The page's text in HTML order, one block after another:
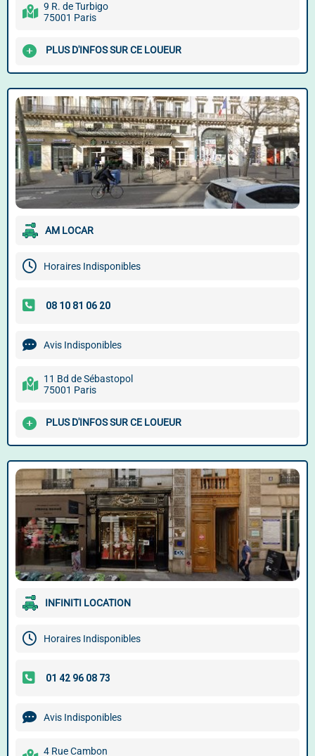
9 R. de Turbigo
75001 Paris
PLUS D'INFOS SUR CE LOUEUR
AM LOCAR
Horaires Indisponibles
Avis Indisponibles
11 Bd de Sébastopol
75001 Paris
PLUS D'INFOS SUR CE LOUEUR
INFINITI LOCATION
Horaires Indisponibles
Avis Indisponibles
4 Rue Cambon